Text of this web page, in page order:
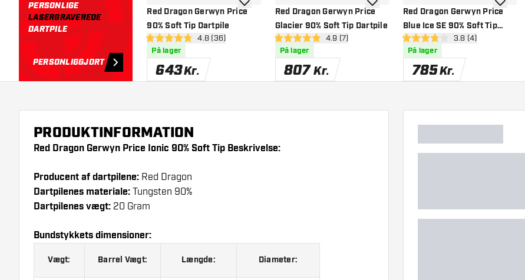
PERSONLIGE
LASERGRAVEREDE
DARTPILE
PERSONLIGGJORT
Red Dragon Gerwyn Price
90% Soft Tip Dartpile
åbn anmeldelsespanel
4.8 bedømmelsesstjerner
4.8 (36)
På lager
643Kr.
tilføje til ønskelisteRed Dragon Gerwyn Price
Glacier 90% Soft Tip Dartpile
åbn anmeldelsespanel
4.9 bedømmelsesstjerner
4.9 (7)
På lager
807 Kr.
tilføje til ønskelisteRed Dragon Gerwyn Price
Blue Ice SE 90% Soft Tip
Dartpile
åbn
3.8 bedømmelsesstjerner
3.8 (4)
På lager
785Kr.
tilføje til
PRODUKTINFORMATION
Red Dragon Gerwyn Price Ionic 90% Soft Tip Beskrivelse:
Producent af dartpilene: Red Dragon
Dartpilenes materiale: Tungsten 90%
Dartpilenes vægt: 20 Gram
Bundstykkets dimensioner:
Vægt: Barrel Vægt: Længde: Diameter: